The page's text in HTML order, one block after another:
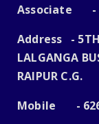
Associate -
Address - 5TH
LALGANGA
RAIPUR C.G.
Mobile -